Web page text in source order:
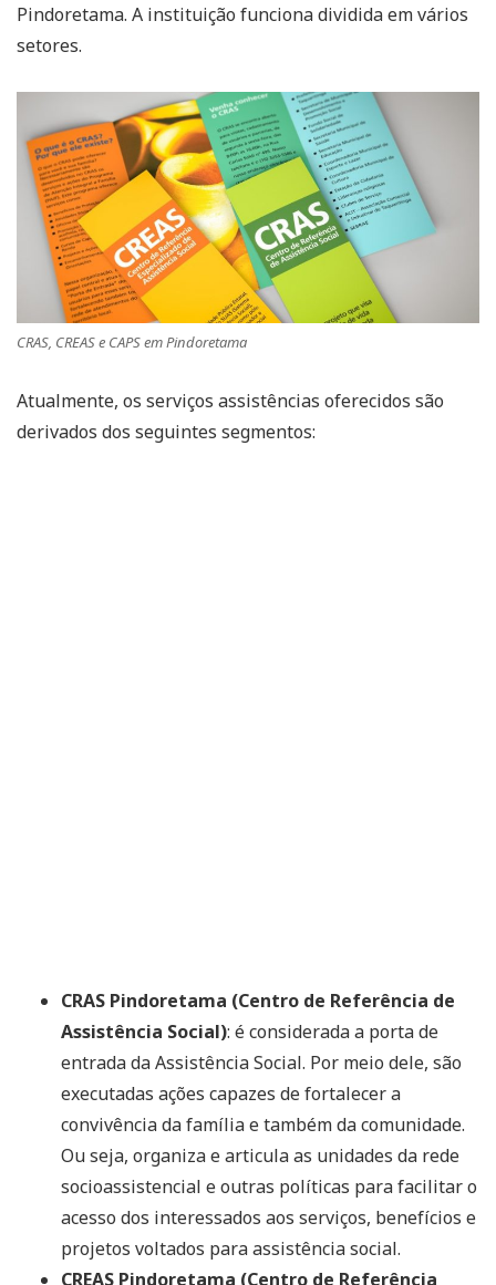
Pindoretama. A instituição funciona dividida em vários
setores.
CRAS, CREAS e CAPS em Pindoretama
Atualmente, os serviços assistências oferecidos são
derivados dos seguintes segmentos:
CRAS Pindoretama (Centro de Referência de
Assistência Social): é considerada a porta de
entrada da Assistência Social. Por meio dele, são
executadas ações capazes de fortalecer a
convivência da família e também da comunidade.
Ou seja, organiza e articula as unidades da rede
socioassistencial e outras políticas para facilitar o
acesso dos interessados aos serviços, benefícios e
projetos voltados para assistência social.
CREAS Pindoretama (Centro de Referência